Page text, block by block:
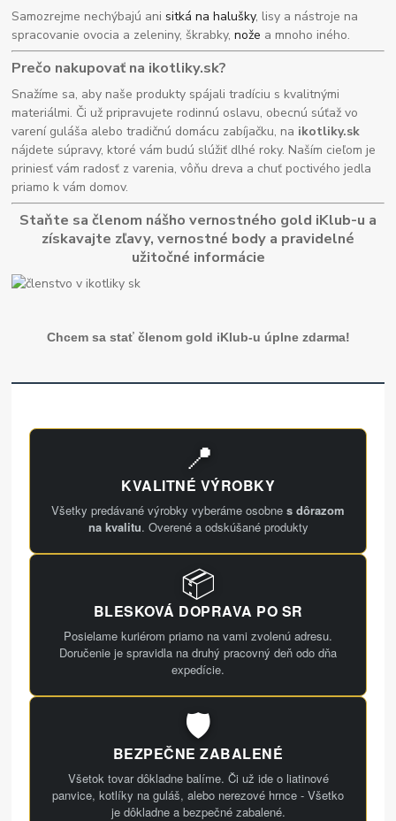
Samozrejme nechýbajú anisitká na halušky, lisy a nástroje na
spracovanie ovocia a zeleniny, škrabky,nože a mnoho iného.
Prečo nakupovať na ikotliky.sk?
Snažíme sa, aby naše produkty spájali tradíciu s kvalitnými
materiálmi. Či už pripravujete rodinnú oslavu, obecnú súťaž vo
varení guláša alebo tradičnú domácu zabíjačku, na ikotliky.sk
nájdete súpravy, ktoré vám budú slúžiť dlhé roky. Naším cieľom je
priniesť vám radosť z varenia, vôňu dreva a chuť poctivého jedla
priamo k vám domov.
Staňte sa členom nášho vernostného gold iKlub-u a
získavajte zľavy, vernostné body a pravidelné
užitočné informácie
Chcem sa stať členom gold iKlub-u úplne zdarma!
📍
KVALITNÉ VÝROBKY
Všetky predávané výrobky vyberáme osobne s dôrazom
na kvalitu. Overené a odskúšané produkty
📦
BLESKOVÁ DOPRAVA PO SR
Posielame kuriérom priamo na vami zvolenú adresu.
Doručenie je spravidla na druhý pracovný deň odo dňa
expedície.
🛡️
BEZPEČNE ZABALENÉ
Všetok tovar dôkladne balíme. Či už ide o liatinové
panvice, kotlíky na guláš, alebo nerezové hrnce - Všetko
je dôkladne a bezpečné zabalené.